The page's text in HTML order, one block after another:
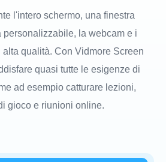
l'intero schermo, una finestra
personalizzabile, la webcam e i
qualità. Con Vidmore Screen
quasi tutte le esigenze di
ad esempio catturare lezioni,
gioco e riunioni online.